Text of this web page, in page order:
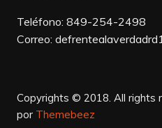
Teléfono: 849-254-2498
Correo:
Copyrights © 2018. All rights
por Themebeez